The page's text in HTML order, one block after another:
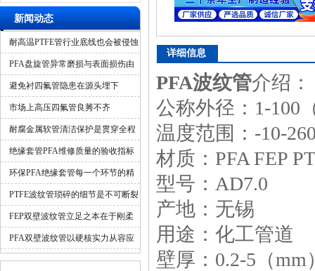
新闻动态
耐高温PTFE管行业底线也会被侵蚀
吗？
PFA盘旋管异常磨损与表面损伤由
什么造成？
避免衬四氟管隐患在源头埋下
市场上高压四氟管良莠不齐
耐腐金属软管清洁保护是贯穿全程
的隐形保障
绝缘套管PFA维修质量的验收指标
环保PFA绝缘套管每一个环节的精
细化管控
PTFE波纹管琐碎的细节是不可断裂
的一环
FEP双壁波纹管立足之本在于刚柔
并济的科学设计
PFA双壁波纹管以硬核实力从容应
对工业苛刻环境
详细信息
PFA波纹管介绍：
公称外径：1-100
温度范围：-10-
材质：PFA FEP
型号：AD7.0
产地：无锡
用途：化工管道
壁厚：0.2-5（mm